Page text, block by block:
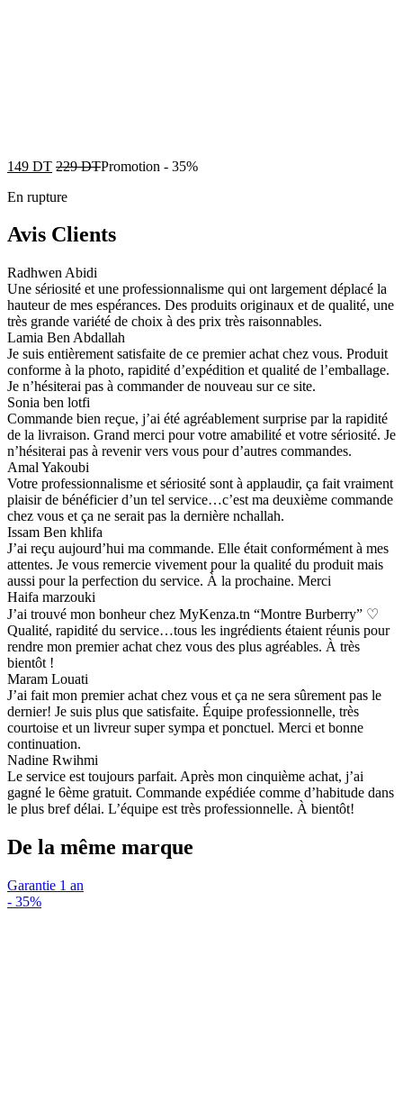
149 DT 229DTPromotion - 35%
En rupture
Avis Clients
Radhwen Abidi
Une sériosité et une professionnalisme qui ont largement déplacé la
hauteur de mes espérances. Des produits originaux et de qualité, une
très grande variété de choix à des prix très raisonnables.
Lamia Ben Abdallah
Je suis entièrement satisfaite de ce premier achat chez vous. Produit
conforme à la photo, rapidité d’expédition et qualité de l’emballage.
Je n’hésiterai pas à commander de nouveau sur ce site.
Sonia ben lotfi
Commande bien reçue, j’ai été agréablement surprise par la rapidité
de la livraison. Grand merci pour votre amabilité et votre sériosité. Je
n’hésiterai pas à revenir vers vous pour d’autres commandes.
Amal Yakoubi
Votre professionnalisme et sériosité sont à applaudir, ça fait vraiment
plaisir de bénéficier d’un tel service…c’est ma deuxième commande
chez vous et ça ne serait pas la dernière nchallah.
Issam Ben khlifa
J’ai reçu aujourd’hui ma commande. Elle était conformément à mes
attentes. Je vous remercie vivement pour la qualité du produit mais
aussi pour la perfection du service. À la prochaine. Merci
Haifa marzouki
J’ai trouvé mon bonheur chez MyKenza.tn “Montre Burberry” ♡
Qualité, rapidité du service…tous les ingrédients étaient réunis pour
rendre mon premier achat chez vous des plus agréables. À très
bientôt !
Maram Louati
J’ai fait mon premier achat chez vous et ça ne sera sûrement pas le
dernier! Je suis plus que satisfaite. Équipe professionnelle, très
courtoise et un livreur super sympa et ponctuel. Merci et bonne
continuation.
Nadine Rwihmi
Le service est toujours parfait. Après mon cinquième achat, j’ai
gagné le 6ème gratuit. Commande expédiée comme d’habitude dans
le plus bref délai. L’équipe est très professionnelle. À bientôt!
De la même marque
Garantie 1 an
- 35%